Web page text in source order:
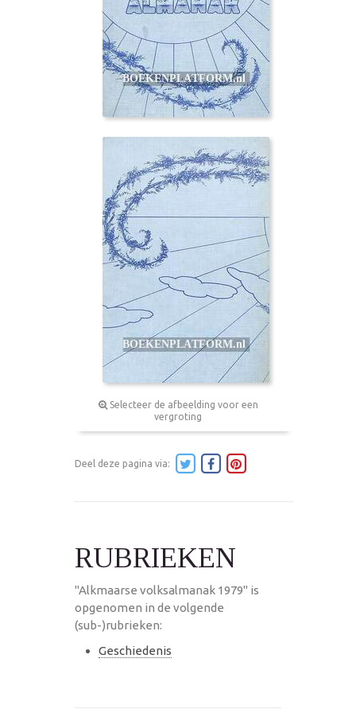
Selecteer de afbeelding voor een
vergroting
Deel deze pagina via:
RUBRIEKEN
"Alkmaarse volksalmanak 1979" is
opgenomen in de volgende
(sub-)rubrieken:
Geschiedenis